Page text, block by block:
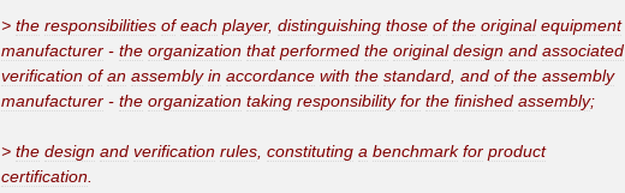
> the responsibilities of each player, distinguishing those of the original equipment
manufacturer - the organization that performed the original design and associated
verification of an assembly in accordance with the standard and of the assembly
manufacturer - the organization taking responsibility for the finished assembly;
> the design and verification rules constituting a benchmark for product
certification